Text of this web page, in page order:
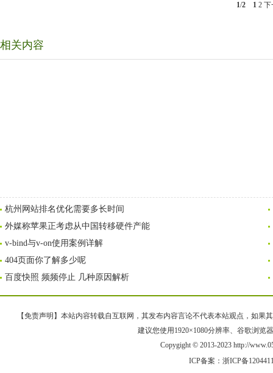
1/2 1 2 下
相关内容
杭州网站排名优化需要多长时间
外媒称苹果正考虑从中国转移硬件产能
v-bind与v-on使用案例详解
404页面你了解多少呢
百度快照 频频停止 几种原因解析
【免责声明】本站内容转载自互联网，其发布内容言论不代表本站观点，如果
建议您使用1920×1080分辨率、谷歌浏览
Copygight © 2013-2023 http://
ICP备案： 浙ICP备